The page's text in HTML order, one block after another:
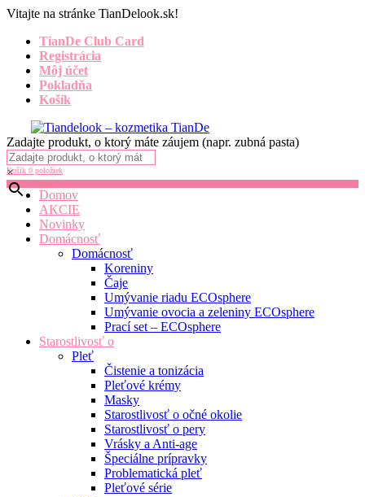
Vitajte na stránke TianDelook.sk!
TianDe Club Card
Registrácia
Môj účet
Pokladňa
Košík
Zadajte produkt, o ktorý máte záujem (napr. zubná pasta)
×
Košík 0 položiek
Domov
AKCIE
Novinky
Domácnosť
Domácnosť
Koreniny
Čaje
Umývanie riadu ECOsphere
Umývanie ovocia a zeleniny ECOsphere
Prací set – ECOsphere
Starostlivosť o
Pleť
Čistenie a tonizácia
Pleťové krémy
Masky
Starostlivosť o očné okolie
Starostlivosť o pery
Vrásky a Anti-age
Špeciálne prípravky
Problematická pleť
Pleťové série